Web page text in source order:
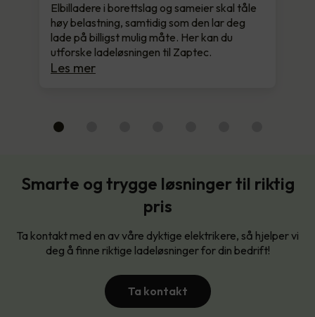
Elbilladere i borettslag og sameier skal tåle
høy belastning, samtidig som den lar deg
lade på billigst mulig måte. Her kan du
utforske ladeløsningen til Zaptec.
Les mer
Smarte og trygge løsninger til riktig
pris
Ta kontakt med en av våre dyktige elektrikere, så hjelper vi
deg å finne riktige ladeløsninger for din bedrift!
Ta kontakt